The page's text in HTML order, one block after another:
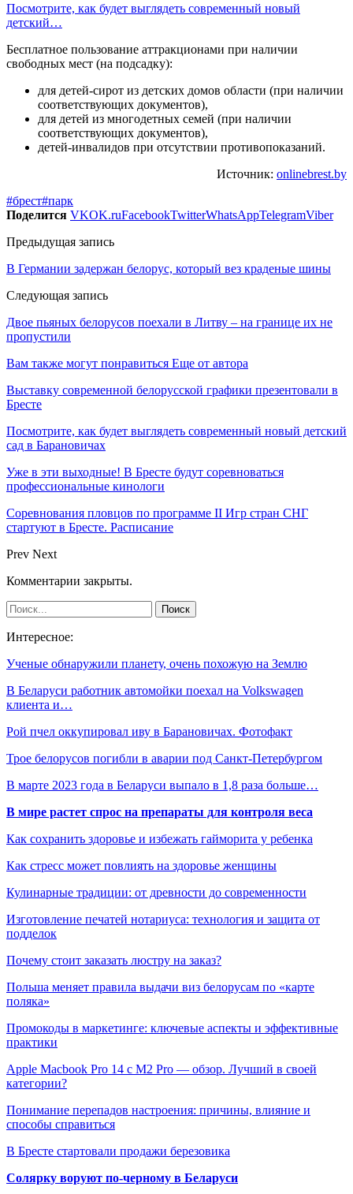
Посмотрите, как будет выглядеть современный новый
детский…
Бесплатное пользование аттракционами при наличии
свободных мест (на подсадку):
для детей-сирот из детских домов области (при наличии
соответствующих документов),
для детей из многодетных семей (при наличии
соответствующих документов),
детей-инвалидов при отсутствии противопоказаний.
Источник: onlinebrest.by
#брест#парк
Поделится VKOK.ruFacebookTwitterWhatsAppTelegramViber
Предыдущая запись
В Германии задержан белорус, который вез краденые шины
Следующая запись
Двое пьяных белорусов поехали в Литву – на границе их не
пропустили
Вам также могут понравиться Еще от автора
Выставку современной белорусской графики презентовали в
Бресте
Посмотрите, как будет выглядеть современный новый детский
сад в Барановичах
Уже в эти выходные! В Бресте будут соревноваться
профессиональные кинологи
Соревнования пловцов по программе II Игр стран СНГ
стартуют в Бресте. Расписание
Prev Next
Комментарии закрыты.
Интересное:
Ученые обнаружили планету, очень похожую на Землю
В Беларуси работник автомойки поехал на Volkswagen
клиента и…
Рой пчел оккупировал иву в Барановичах. Фотофакт
Трое белорусов погибли в аварии под Санкт-Петербургом
В марте 2023 года в Беларуси выпало в 1,8 раза больше…
В мире растет спрос на препараты для контроля веса
Как сохранить здоровье и избежать гайморита у ребенка
Как стресс может повлиять на здоровье женщины
Кулинарные традиции: от древности до современности
Изготовление печатей нотариуса: технология и защита от
подделок
Почему стоит заказать люстру на заказ?
Польша меняет правила выдачи виз белорусам по «карте
поляка»
Промокоды в маркетинге: ключевые аспекты и эффективные
практики
Apple Macbook Pro 14 с M2 Pro — обзор. Лучший в своей
категории?
Понимание перепадов настроения: причины, влияние и
способы справиться
В Бресте стартовали продажи березовика
Солярку воруют по-черному в Беларуси